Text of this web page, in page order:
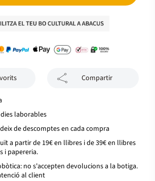
Compartir
laborables
de descomptes en cada compra
a partir de 19€ en llibres i de 39€ en llibres
i papereria.
no s'accepten devolucions a la botiga.
al client